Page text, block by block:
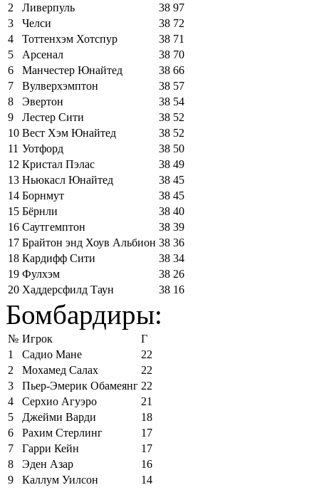
2
Ливерпуль 38 97
3
Челси 38 72
4
Тоттенхэм Хотспур 38 71
5
Арсенал 38 70
6
Манчестер Юнайтед 38 66
7
Вулверхэмптон 38 57
8
Эвертон 38 54
9
Лестер Сити 38 52
10 Вест Хэм Юнайтед 38 52
11 Уотфорд 38 50
12 Кристал Пэлас 38 49
13 Ньюкасл Юнайтед 38 45
14 Борнмут 38 45
15 Бёрнли 38 40
16 Саутгемптон 38 39
17 Брайтон энд Хоув Альбион 38 36
18 Кардифф Сити 38 34
19 Фулхэм 38 26
20 Хаддерсфилд Таун 38 16
Бомбардиры:
№ Игрок
Г
1
Садио Мане
22
2
Мохамед Салах
22
3
Пьер-Эмерик Обамеянг 22
4
Серхио Агуэро
21
5
Джейми Варди
18
6
Рахим Стерлинг
17
7
Гарри Кейн
17
8
Эден Азар
16
9
Каллум Уилсон
14